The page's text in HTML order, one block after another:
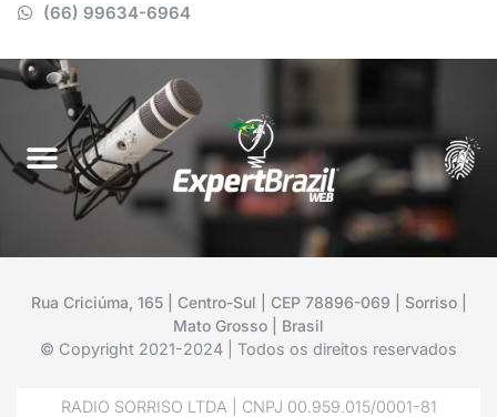
(66) 99634-6964
Rua Criciúma, 165 | Centro-Sul | CEP 78896-069 | Sorriso |
Mato Grosso | Brasil
© Copyright 2021-2024 | Todos os direitos reservados
RADIO SORRISO LTDA | CNPJ 00.959.015/0001-81